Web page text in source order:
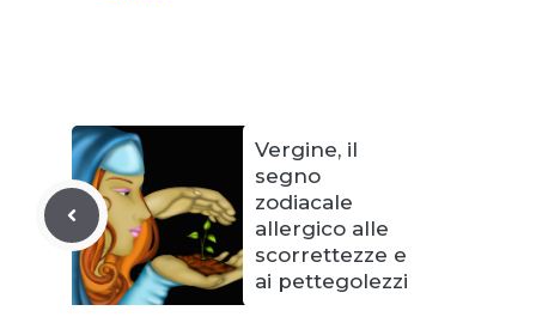
Vergine, il
segno
zodiacale
allergico alle
scorrettezze e
ai pettegolezzi